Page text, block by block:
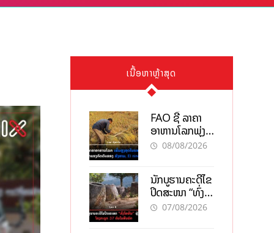
ເນື້ອຫາຫຼ້າສຸດ
FAO ຊີ້ ລາຄາ
ອາຫານໂລກພຸ່ງ
ສູງສຸດໃນຮອບ 3
ສົງຄາມ, El
nino
08/08/2026
ນັກບູຮານຄະດີໄຂ
ປິດສະໜາ “ທົ່ງ
ໄຫຫີນ” ຫຼັງພົບ
07/08/2026